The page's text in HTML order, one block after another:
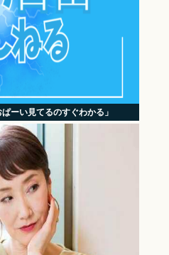
ーい見てるのすぐわかる」